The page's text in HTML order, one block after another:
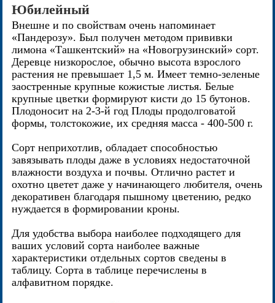
Юбилейный
Внешне и по свойствам очень напоминает
«Пандерозу». Был получен методом прививки
лимона «Ташкентский» на «Новогрузинский» сорт.
Деревце низкорослое, обычно высота взрослого
растения не превышает 1,5 м. Имеет темно-зеленые
заостренные крупные кожистые листья. Белые
крупные цветки формируют кисти до 15 бутонов.
Плодоносит на 2-3-й год Плоды продолговатой
формы, толстокожие, их средняя масса - 400-500 г.
Сорт неприхотлив, обладает способностью
завязывать плоды даже в условиях недостаточной
влажности воздуха и почвы. Отлично растет и
охотно цветет даже у начинающего любителя, очень
декоративен благодаря пышному цветению, редко
нуждается в формировании кроны.
Для удобства выбора наиболее подходящего для
ваших условий сорта наиболее важные
характеристики отдельных сортов сведены в
таблицу. Сорта в таблице перечислены в
алфавитном порядке.